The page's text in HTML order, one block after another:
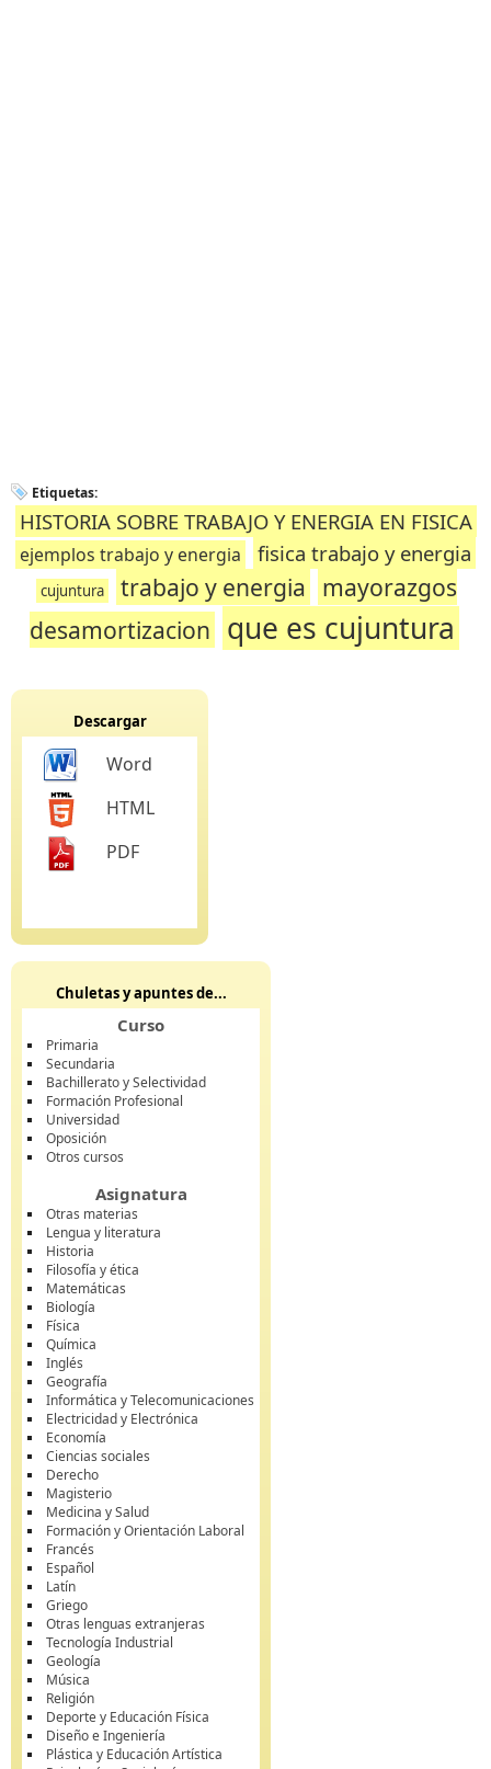
Etiquetas:
HISTORIA SOBRE TRABAJO Y ENERGIA EN FISICA
ejemplos trabajo y energia fisica trabajo y energia
cujuntura trabajo y energia mayorazgos
desamortizacion que es cujuntura
Descargar
Word
HTML
PDF
Chuletas y apuntes de...
Curso
Primaria
Secundaria
Bachillerato y Selectividad
Formación Profesional
Universidad
Oposición
Otros cursos
Asignatura
Otras materias
Lengua y literatura
Historia
Filosofía y ética
Matemáticas
Biología
Física
Química
Inglés
Geografía
Informática y Telecomunicaciones
Electricidad y Electrónica
Economía
Ciencias sociales
Derecho
Magisterio
Medicina y Salud
Formación y Orientación Laboral
Francés
Español
Latín
Griego
Otras lenguas extranjeras
Tecnología Industrial
Geología
Música
Religión
Deporte y Educación Física
Diseño e Ingeniería
Plástica y Educación Artística